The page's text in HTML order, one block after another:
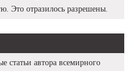
Это отразилось разрешены.
статьи автора всемирного